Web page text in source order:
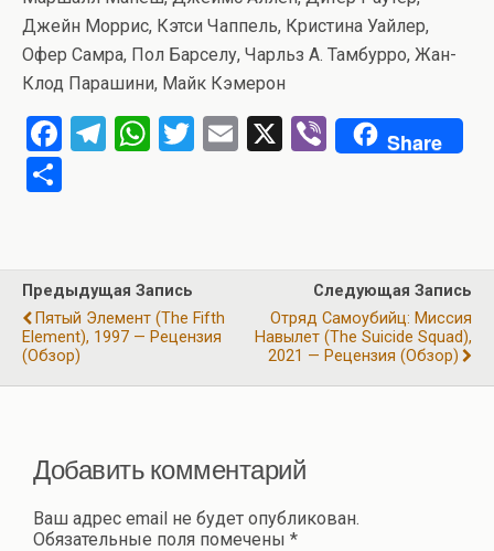
Джейн Моррис, Кэтси Чаппель, Кристина Уайлер,
Офер Самра, Пол Барселу, Чарльз А. Тамбурро, Жан-
Клод Парашини, Майк Кэмерон
F
o
o
k
T
a
m
W
A
p
p
T
E
X
Vi
Share
р
а
в
и
Предыдущая Запись
Пятый Элемент (The Fifth
Element), 1997 — Рецензия
(обзор)
Следующая Запись
Отряд Самоубийц: Миссия
Навылет (The Suicide Squad),
2021 — Рецензия (обзор)
Добавить комментарий
Ваш адрес email не будет опубликован.
Обязательные поля помечены *